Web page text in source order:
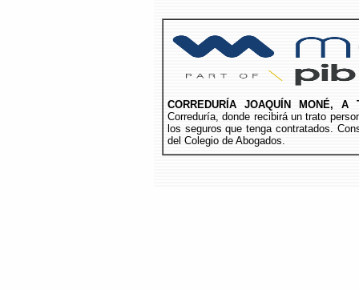
CORREDURÍA JOAQUÍN MONÉ, A
Correduría, donde recibirá un trato
los seguros que tenga contratados.
del Colegio de Abogados.